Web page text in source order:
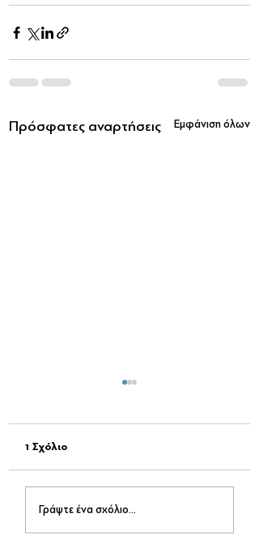
Πρόσφατες αναρτήσεις Εμφάνιση όλων
Δηλαβέρη-Μια μαγική
βραδιά κάτω από τα
1 Σχόλιο
Γράψτε ένα σχόλιο...